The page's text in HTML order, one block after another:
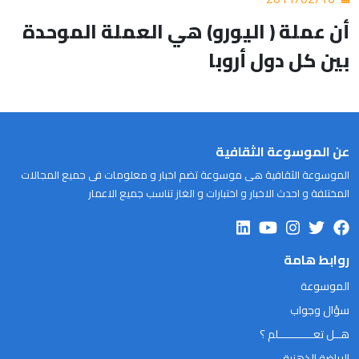
أن عملة ( اليورو) هي العملة الموحدة
بين كل دول أروبا
عن الموسوعة الثقافية
الموسوعة الثقافية هى موسوعة تضم اخبار و معلومات فى جميع المجالات
المختلفة و احدث الاخبار و اختبارات و الغاز تناسب جميع الاعمار
روابط هامة
الموسوعة
سؤال وجواب
هــل تعـــــــــــلم ؟